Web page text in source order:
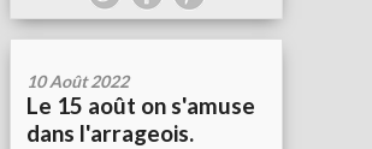
10 Août 2022
Le 15 août on s'amuse
dans l'arrageois.